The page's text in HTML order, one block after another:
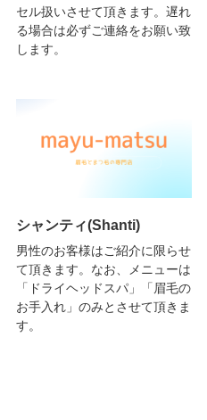
セル扱いさせて頂きます。遅れ
る場合は必ずご連絡をお願い致
します。
シャンティ(Shanti)
男性のお客様はご紹介に限らせ
て頂きます。なお、メニューは
「ドライヘッドスパ」「眉毛の
お手入れ」のみとさせて頂きま
す。